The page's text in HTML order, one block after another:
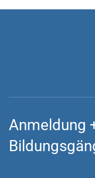
Anmeldung